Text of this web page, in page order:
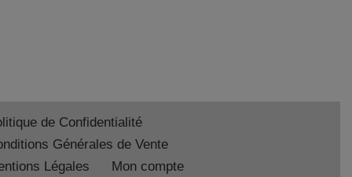
de Confidentialité
Générales de Vente
Légales
Mon compte